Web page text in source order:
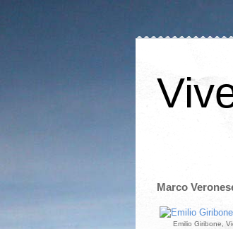
Marco
Emilio Giribone,